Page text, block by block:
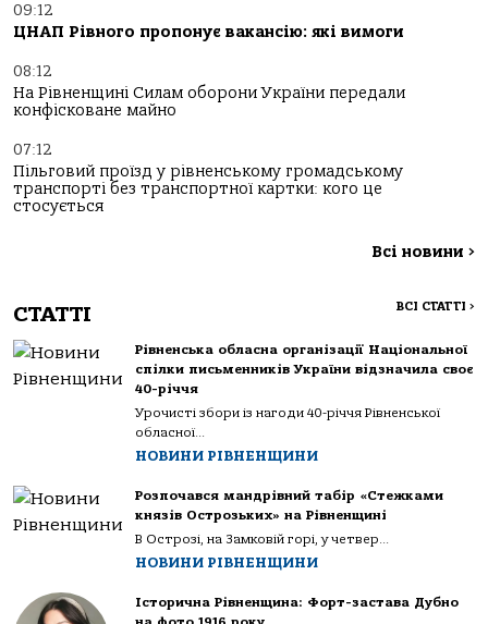
09:12
ЦНАП Рівного пропонує вакансію: які вимоги
08:12
На Рівненщині Силам оборони України передали
конфісковане майно
07:12
Пільговий проїзд у рівненському громадському
транспорті без транспортної картки: кого це
стосується
Всі новини >
СТАТТІ ВСІ СТАТТІ >
Рівненська обласна організації Національної
спілки письменників України відзначила своє
40-річчя
Урочисті збори із нагоди 40-річчя Рівненської
обласної...
НОВИНИ РІВНЕНЩИНИ
Розпочався мандрівний табір «Стежками
князів Острозьких» на Рівненщині
В Острозі, на Замковій горі, у четвер...
НОВИНИ РІВНЕНЩИНИ
Історична Рівненщина: Форт-застава Дубно